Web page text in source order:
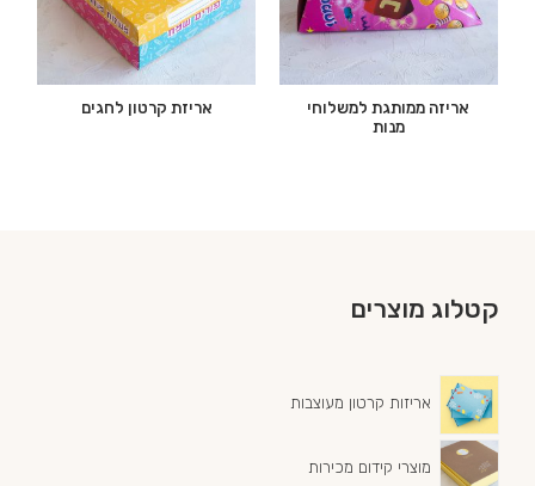
אריזה ממותגת למשלוחי
מנות
אריזת קרטון לחגים
קטלוג מוצרים
אריזות קרטון מעוצבות
מוצרי קידום מכירות